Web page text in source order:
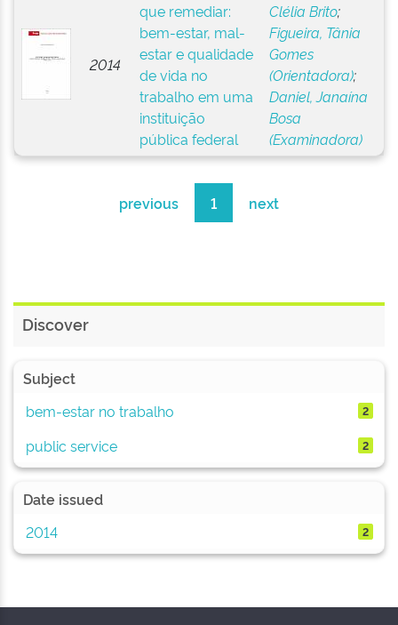
2014
que remediar:
bem-estar, mal-
estar e qualidade
de vida no
trabalho em uma
instituição
pública federal
Clélia Brito;
Figueira, Tânia
Gomes
(Orientadora);
Daniel, Janaína
Bosa
(Examinadora)
previous 1 next
Discover
Subject
bem-estar no trabalho
2
public service 2
Date issued
2014
2